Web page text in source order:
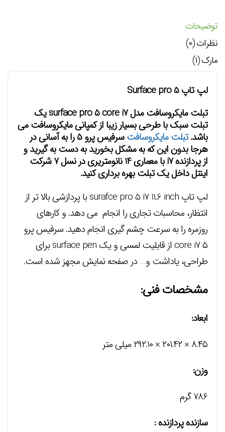
توضیحات
نظرات (۰)
مارک (۱)
لپ تاپ Surface pro 5
تبلت مایکروسافت مدل surface pro 5 core i7 یک
تبلت سبک با طرحی بسیار زیبا از کمپانی مایکروسافت می
باشد.تبلت مایکروسافت
سرفیس پرو 5 را به آسانی در
هرجا بدون این که به مشکل بخورید به دست به گیرید و
از پردازنده i7 با معماری 14 نانومتریری در نسل 7 شرکت
اینتل داخل یک تبلت بهره برداری کنید.
لپ تاپ surafce pro 5 i7 11.6 inch با پردازشی بالا تر از
انتظار، محاسبات تجاری را انجام می دهد. و کارهای
روزمره را به سرعت چشم گیری انجام دهید. سرفیس پرو
۵ core i7 از قابلیت لمسی و یک surface pen برای
طراحی، یاداشت و… در صفحه نمایش مجهز شده است.
مشخصات فنی:
ابعاد:
۸.۴۵ × ۲۰۱.۴۲ × ۲۹۲.۱۰ میلی متر
وزن:
۷۸۶ گرم
سازنده پردازنده :